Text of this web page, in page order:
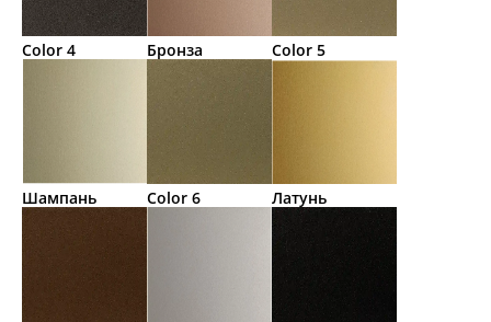
Color 4 Бронза Color 5
Шампань Color 6 Латунь